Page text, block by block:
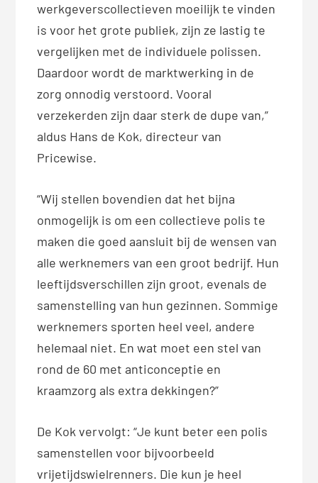
werkgeverscollectieven moeilijk te vinden
is voor het grote publiek, zijn ze lastig te
vergelijken met de individuele polissen.
Daardoor wordt de marktwerking in de
zorg onnodig verstoord. Vooral
verzekerden zijn daar sterk de dupe van,”
aldus Hans de Kok, directeur van
Pricewise.
“Wij stellen bovendien dat het bijna
onmogelijk is om een collectieve polis te
maken die goed aansluit bij de wensen van
alle werknemers van een groot bedrijf. Hun
leeftijdsverschillen zijn groot, evenals de
samenstelling van hun gezinnen. Sommige
werknemers sporten heel veel, andere
helemaal niet. En wat moet een stel van
rond de 60 met anticonceptie en
kraamzorg als extra dekkingen?”
De Kok vervolgt: “Je kunt beter een polis
samenstellen voor bijvoorbeeld
vrijetijdswielrenners. Die kun je heel